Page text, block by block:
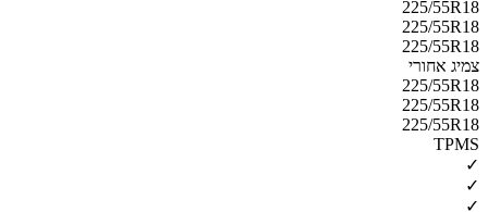
225/55R18
225/55R18
225/55R18
צמיג אחורי
225/55R18
225/55R18
225/55R18
TPMS
✓
✓
✓